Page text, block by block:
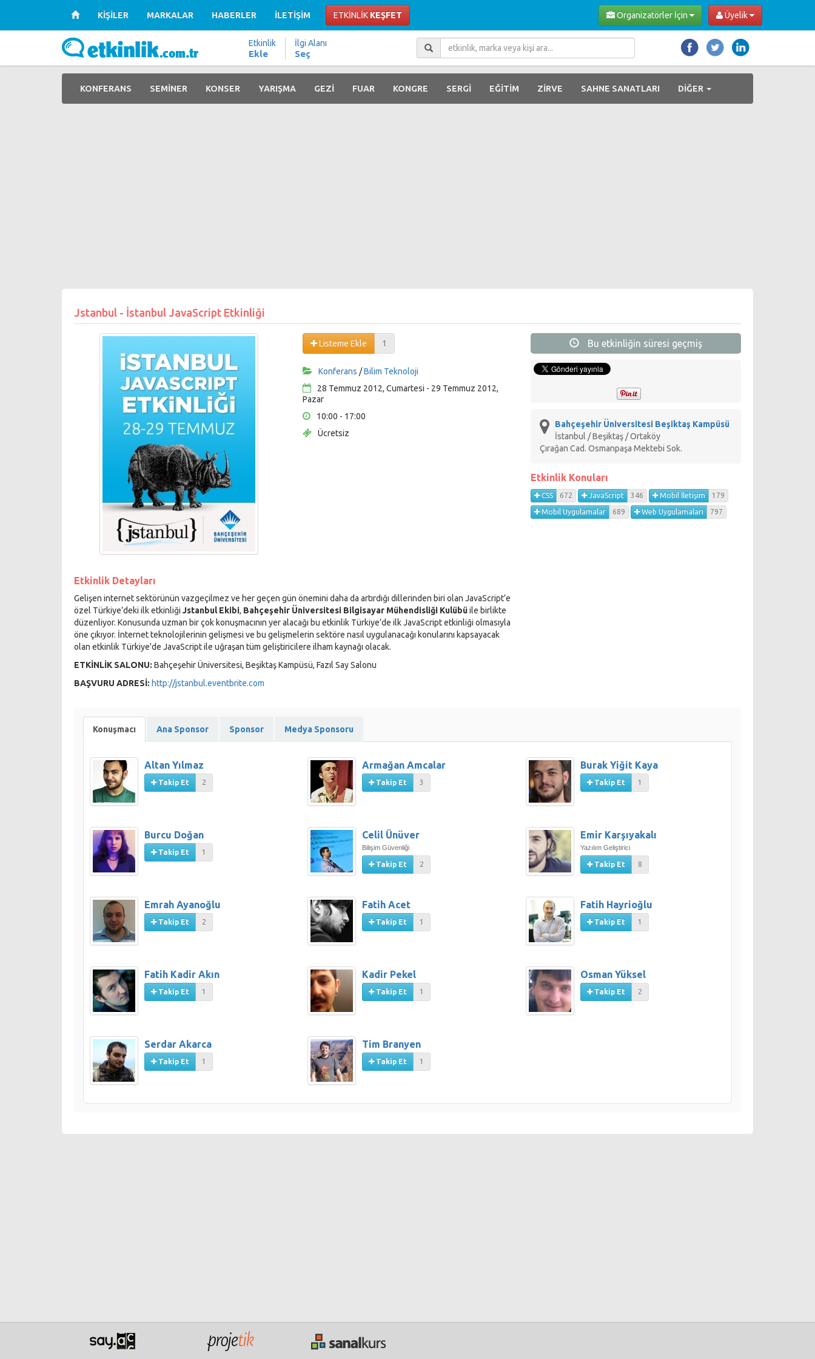
KİŞİLER MARKALAR HABERLER İLETİŞİM ETKİNLİK KEŞFET Üyelik
Organizatörler İçin
Etkinlik
Ekle
İlgi Alanı
Seç
KONFERANS SEMİNER KONSER YARIŞMA GEZİ FUAR KONGRE SERGİ EĞİTİM ZİRVE SAHNE SANATLARI DİĞER
Jstanbul - İstanbul JavaScript Etkinliği
Listeme Ekle 1
Konferans /Bilim Teknoloji
28 Temmuz 2012, Cumartesi - 29 Temmuz 2012,
Pazar
10:00 - 17:00
Ücretsiz
Etkinlik Detayları
Gelişen internet sektörünün vazgeçilmez ve her geçen gün önemini daha da artırdığı dillerinden biri olan JavaScript’e
özel Türkiye’deki ilk etkinliği Jstanbul Ekibi, Bahçeşehir Üniversitesi Bilgisayar Mühendisliği Kulübüile birlikte
düzenliyor. Konusunda uzman bir çok konuşmacının yer alacağı bu etkinlik Türkiye’de ilk JavaScript etkinliği olmasıyla
öne çıkıyor. İnternet teknolojilerinin gelişmesi ve bu gelişmelerin sektöre nasıl uygulanacağı konularını kapsayacak
olan etkinlik Türkiye'de JavaScript ile uğraşan tüm geliştiricilere ilham kaynağı olacak.
ETKİNLİK SALONU: Bahçeşehir Üniversitesi, Beşiktaş Kampüsü, Fazıl Say Salonu
BAŞVURU ADRESİ: http://jstanbul.eventbrite.com
Bu etkinliğin süresi geçmiş
Bahçeşehir Üniversitesi Beşiktaş Kampüsü
İstanbul / Beşiktaş / Ortaköy
Çırağan Cad. Osmanpaşa Mektebi Sok.
Etkinlik Konuları
CSS 672 JavaScript 346 Mobil İletişim 179
Mobil Uygulamalar 689 Web Uygulamaları 797
Konuşmacı Ana Sponsor Sponsor Medya Sponsoru
Altan Yılmaz
Takip Et 2
Armağan Amcalar
Takip Et 3
Burak Yiğit Kaya
Takip Et 1
Burcu Doğan
Takip Et 1
Celil Ünüver
Bilişim Güvenliği
Takip Et 2
Emir Karşıyakalı
Yazılım Geliştirici
Takip Et 8
Emrah Ayanoğlu
Takip Et 2
Fatih Acet
Takip Et 1
Fatih Hayrioğlu
Takip Et 1
Fatih Kadir Akın
Takip Et 1
Kadir Pekel
Takip Et 1
Osman Yüksel
Takip Et 2
Serdar Akarca
Takip Et 1
Tim Branyen
Takip Et 1